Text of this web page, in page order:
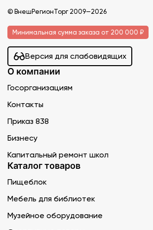
© ВнешРегионТорг 2009—2026
Минимальная сумма заказа от 200 000 ₽
Версия для слабовидящих
О компании
Госорганизациям
Контакты
Приказ 838
Бизнесу
Капитальный ремонт школ
Каталог товаров
Пищеблок
Мебель для библиотек
Музейное оборудование